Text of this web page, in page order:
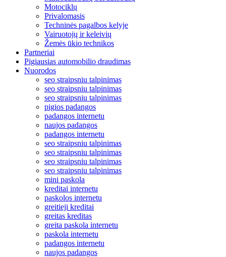
Motociklų
Privalomasis
Techninės pagalbos kelyje
Vairuotojų ir keleivių
Žemės ūkio technikos
Partneriai
Pigiausias automobilio draudimas
Nuorodos
seo straipsniu talpinimas
seo straipsniu talpinimas
seo straipsniu talpinimas
pigios padangos
padangos internetu
naujos padangos
padangos internetu
seo straipsniu talpinimas
seo straipsniu talpinimas
seo straipsniu talpinimas
seo straipsniu talpinimas
mini paskola
kreditai internetu
paskolos internetu
greitieji kreditai
greitas kreditas
greita paskola internetu
paskola internetu
padangos internetu
naujos padangos